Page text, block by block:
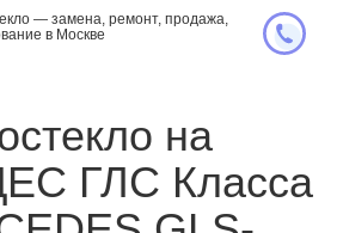
— замена, ремонт, продажа,
в Москве
на
ГЛC Класса